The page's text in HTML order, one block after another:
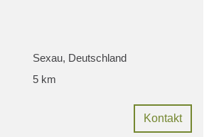
Sexau, Deutschland
5 km
Kontakt